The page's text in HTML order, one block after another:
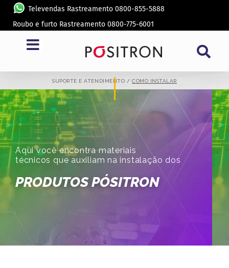
Televendas Rastreamento 0800-855-5888
Roubo e furto Rastreamento 0800-775-6001
SUPORTE E ATENDIMENTO / COMO INSTALAR
Aqui você encontra materiais
técnicos que auxiliam na instalação dos
PRODUTOS PÓSITRON